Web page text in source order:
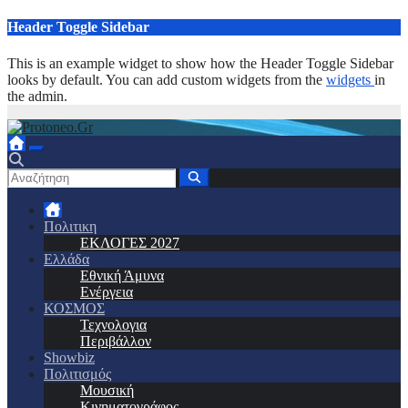
Μετάβαση
περιεχόμενο
Header Toggle Sidebar
This is an example widget to show how the Header Toggle Sidebar
looks by default. You can add custom widgets from the widgets in
the admin.
Πολιτικη
ΕΚΛΟΓΕΣ 2027
Ελλάδα
Εθνική Άμυνα
Ενέργεια
ΚΟΣΜΟΣ
Τεχνολογια
Περιβάλλον
Showbiz
Πολιτισμός
Μουσική